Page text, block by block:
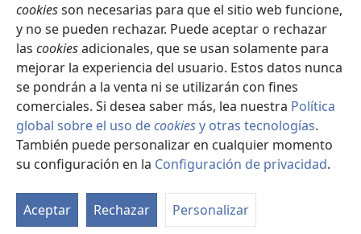
cookiesson necesarias para que el sitio web funcione,
y no se pueden rechazar. Puede aceptar o rechazar
las cookiesadicionales, que se usan solamente para
mejorar la experiencia del usuario. Estos datos nunca
se pondrán a la venta ni se utilizarán con fines
comerciales. Si desea saber más, lea nuestra Política
global sobre el uso decookiesy otras tecnologías.
También puede personalizar en cualquier momento
su configuración en la Configuración de privacidad.
Aceptar Rechazar Personalizar
nueva
ventana)
INTERNETPI BIBLIOTECA Watchtower
(abre
una
nueva
ventana)
JW Hub ®
(abre
una
nueva
ventana)
Copyright© 2026 Watch Tower Bible and Tract Society of Pennsylvania.
AMUGUNA MANDASHCA
| CAN AMU QUILLCASHCAGUNA
|
CONFIGURACIÓN DE PRIVACIDAD